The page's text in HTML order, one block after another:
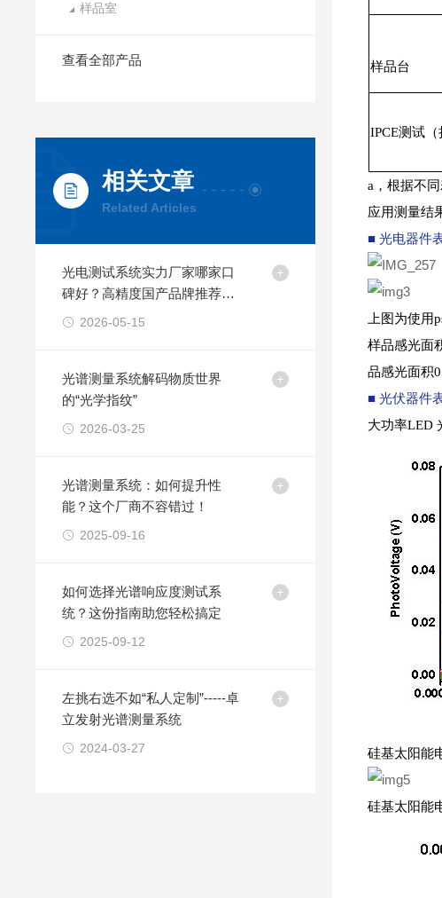
样品室
查看全部产品
相关文章
Related Articles
光电测试系统实力厂家哪家口
碑好？高精度国产品牌推荐与
选型避坑指南
2026-05-15
光谱测量系统解码物质世界
的“光学指纹”
2026-03-25
光谱测量系统：如何提升性
能？这个厂商不容错过！
2025-09-16
如何选择光谱响应度测试系
统？这份指南助您轻松搞定
2025-09-12
左挑右选不如“私人定制”-----卓
立发射光谱测量系统
2024-03-27
样品台
IPCE测试（
a，根据不
应用测量结
■ 光电器件
上图为使
样品感光面
品感光面积
■ 光伏器件
大功率LED
硅基太阳能
硅基太阳能